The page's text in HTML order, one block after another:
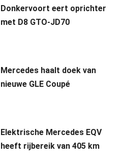
Donkervoort eert oprichter
met D8 GTO-JD70
Mercedes haalt doek van
nieuwe GLE Coupé
Elektrische Mercedes EQV
heeft rijbereik van 405 km